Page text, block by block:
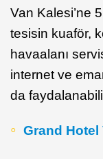
Van Kalesi’ne
tesisin kuaför,
havaalanı
internet ve
da
Grand Hotel